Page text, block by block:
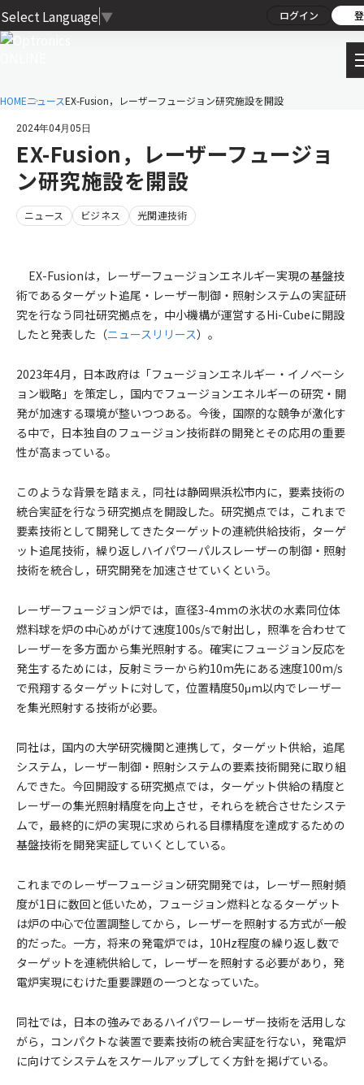
Select Language ▼ ログイン
HOMEニュースEX-Fusion，レーザーフュージョン研究施設を開設
2024年04月05日
EX-Fusion，レーザーフュージョ
ン研究施設を開設
ニュース ビジネス 光関連技術
EX-Fusionは，レーザーフュージョンエネルギー実現の基盤技
術であるターゲット追尾・レーザー制御・照射システムの実証研
究を行なう同社研究拠点を，中小機構が運営するHi-Cubeに開設
したと発表した（ニュースリリース）。
2023年4月，日本政府は「フュージョンエネルギー・イノベーシ
ョン戦略」を策定し，国内でフュージョンエネルギーの研究・開
発が加速する環境が整いつつある。今後，国際的な競争が激化す
る中で，日本独自のフュージョン技術群の開発とその応用の重要
性が高まっている。
このような背景を踏まえ，同社は静岡県浜松市内に，要素技術の
統合実証を行なう研究拠点を開設した。研究拠点では，これまで
要素技術として開発してきたターゲットの連続供給技術，ターゲ
ット追尾技術，繰り返しハイパワーパルスレーザーの制御・照射
技術を統合し，研究開発を加速させていくという。
レーザーフュージョン炉では，直径3-4mmの氷状の水素同位体
燃料球を炉の中心めがけて速度100s/sで射出し，照準を合わせて
レーザーを多方面から集光照射する。確実にフュージョン反応を
発生するためには，反射ミラーから約10m先にある速度100m/s
で飛翔するターゲットに対して，位置精度50μm以内でレーザー
を集光照射する技術が必要。
同社は，国内の大学研究機関と連携して，ターゲット供給，追尾
システム，レーザー制御・照射システムの要素技術開発に取り組
んできた。今回開設する研究拠点では，ターゲット供給の精度と
レーザーの集光照射精度を向上させ，それらを統合させたシステ
ムで，最終的に炉の実現に求められる目標精度を達成するための
基盤技術を開発実証していくとしている。
これまでのレーザーフュージョン研究開発では，レーザー照射頻
度が1日に数回と低いため，フュージョン燃料となるターゲット
は炉の中心で位置調整してから，レーザーを照射する方式が一般
的だった。一方，将来の発電炉では，10Hz程度の繰り返し数で
ターゲットを連続供給して，レーザーを照射する必要があり，発
電炉実現にむけた重要課題の一つとなっていた。
同社では，日本の強みであるハイパワーレーザー技術を活用しな
がら，コンパクトな装置で要素技術の統合実証を行ない，発電炉
に向けてシステムをスケールアップしてく方針を掲げている。